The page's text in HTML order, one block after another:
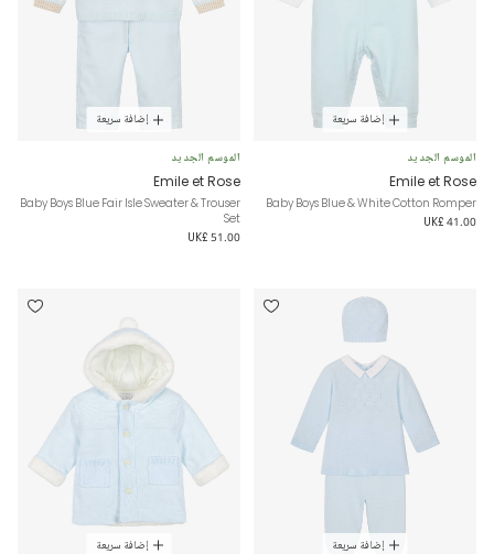
إضافة سريعة
الموسم الجديد
Emile et Rose
Baby Boys Blue & White Cotton Romper
UK£ 41.00
إضافة سريعة
الموسم الجديد
Emile et Rose
Baby Boys Blue Fair Isle Sweater & Trouser
Set
UK£ 51.00
إضافة سريعة إضافة سريعة